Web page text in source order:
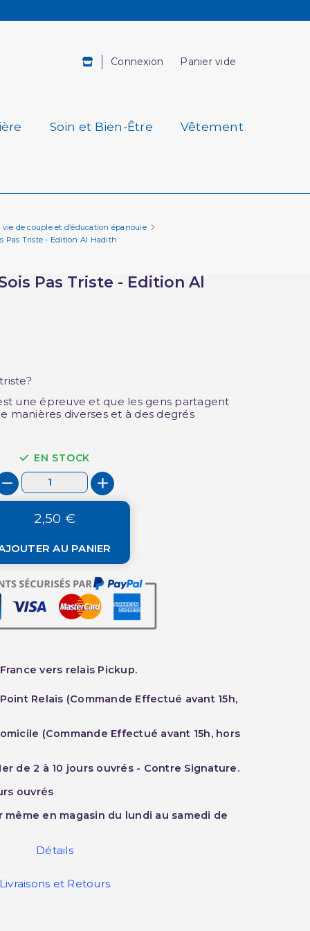
Connexion Panier vide
Soin et Bien-Être Vêtement
de couple et d’éducation épanouie
Pas Triste - Edition Al Hadith
Pas Triste - Edition Al
une épreuve et que les gens partagent
manières diverses et à des degrés
EN STOCK
2,50 €
AU PANIER
vers relais Pickup.
Relais (Commande Effectué avant 15h,
(Commande Effectué avant 15h, hors
de 2 à 10 jours ouvrés - Contre Signature.
ouvrés
même en magasin du lundi au samedi de
Détails
Livraisons et Retours